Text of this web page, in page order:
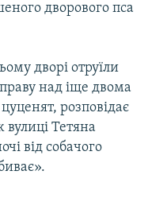
дворового пса
дворі отруїли
над іще двома
розповідає
Тетяна
від собачого